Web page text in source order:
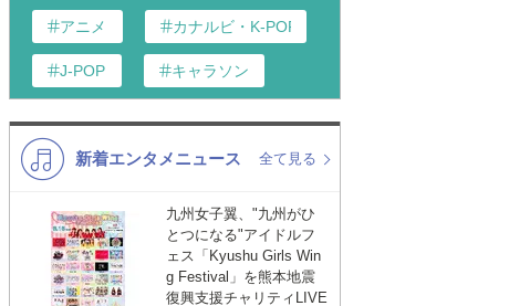
アニメ カナルビ・K-POP和訳
J-POP キャラソン
K-POP 演歌・歌謡
洋楽
VTuber ディズニー
新着エンタメニュース 全て見る
九州女子翼、"九州がひ
とつになる"アイドルフ
ェス「Kyushu Girls Win
g Festival」を熊本地震
復興支援チャリティLIVE